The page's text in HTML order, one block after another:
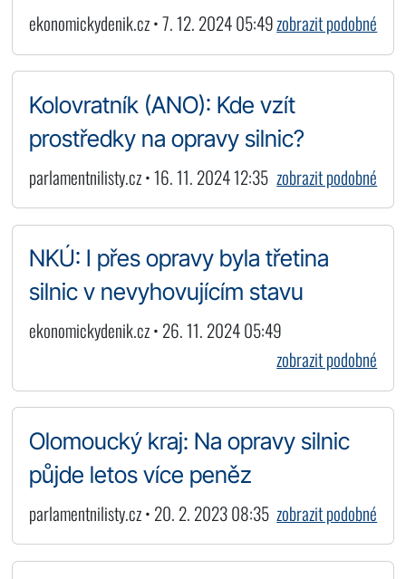
ekonomickydenik.cz • 7. 12. 2024 05:49zobrazit podobné
Kolovratník (ANO): Kde vzít
prostředky na opravy silnic?
parlamentnilisty.cz • 16. 11. 2024 12:35 zobrazit podobné
NKÚ: I přes opravy byla třetina
silnic v nevyhovujícím stavu
ekonomickydenik.cz • 26. 11. 2024 05:49
zobrazit podobné
Olomoucký kraj: Na opravy silnic
půjde letos více peněz
parlamentnilisty.cz • 20. 2. 2023 08:35 zobrazit podobné